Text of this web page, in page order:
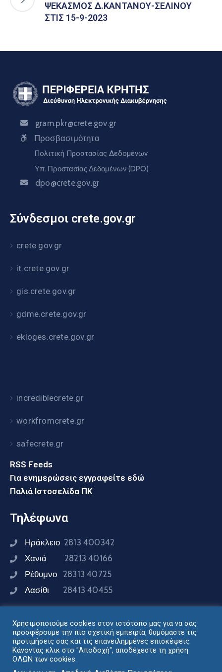
ΨΕΚΑΣΜΟΣ Δ.ΚΑΝΤΑΝΟΥ-ΣΕΛΙΝΟΥ
ΣΤΙΣ 15-9-2023
gram.pkr@crete.gov.gr
Προσβασιμότητα
Πολιτική Προστασίας Δεδομένων
Υπ. Προστασίας Δεδομένων (DPO)
dpo@crete.gov.gr
Σύνδεσμοι crete.gov.gr
crete.gov.gr
it.crete.gov.gr
gis.crete.gov.gr
gdme.crete.gov.gr
ekloges.crete.gov.gr
incrediblecrete.gr
workfromcrete.gr
safecrete.gr
RSS Feeds
Για ενημερώσεις εγγραφείτε εδώ
Παλιά Ιστοσελίδα ΠΚ
Τηλέφωνα
Ηράκλειο 2813 400342
Χανιά 28213 40166
Ρέθυμνο 28313 40725
Λασίθι 28413 40455
Συνδεθείτε μαζί μας
Σχεδιασμός - Ανάπτυξη: Διεύθυνση Ηλεκτρονικής
Χρησιμοποιούμε cookies στον ιστότοπο μας για να σας
προσφέρουμε την πιο σχετική εμπειρία, θυμόμαστε τις
προτιμήσεις σας και τις επανειλημμένες επισκέψεις.
Κάνοντας κλικ στο "Αποδοχή", αποδέχεστε τη χρήση
ΟΛΩΝ των cookies.